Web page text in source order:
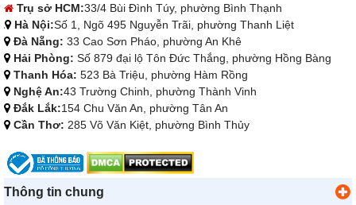
Trụ sở HCM:33/4 Bùi Đình Túy, phường Bình Thạnh
Hà Nội:Số 1, Ngõ 495 Nguyễn Trãi, phường Thanh Liệt
Đà Nẵng: 33 Cao Sơn Pháo, phường An Khê
Hải Phòng: Số 879 đại lộ Tôn Đức Thắng, phường Hồng Bàng
Thanh Hóa: 523 Bà Triệu, phường Hàm Rồng
Nghệ An:43 Trường Chinh, phường Thành Vinh
Đắk Lắk:154 Chu Văn An, phường Tân An
Cần Thơ: 285 Võ Văn Kiệt, phường Bình Thủy
Thông tin chung